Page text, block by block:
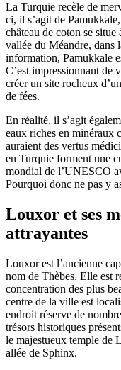
La Turquie recèle de
ci, il s’agit de
château de coton se situe
vallée du Méandre,
information, Pamukkale
C’est impressionnant de
créer un site rocheux
de fées.
En réalité, il s’agit
eaux riches en minéraux
auraient des vertus
en Turquie forment une
mondial de l’UNESCO
Pourquoi donc ne pas y
Louxor et ses
attrayantes
Louxor est l’ancienne
nom de Thèbes. Elle est
concentration des plus
centre de la ville est
endroit réserve de
trésors historiques
le majestueux temple de
allée de Sphinx.